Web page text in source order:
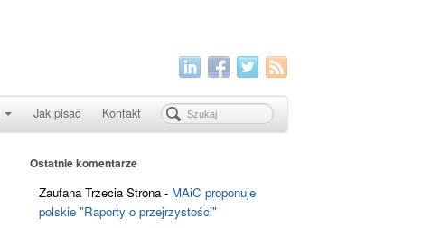
Jak pisać Kontakt
Ostatnie komentarze
Zaufana Trzecia Strona- MAiC proponuje
polskie "Raporty o przejrzystości"